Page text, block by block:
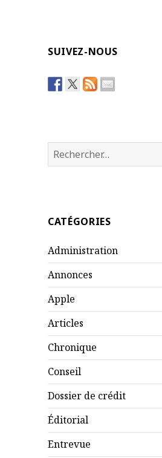
SUIVEZ-NOUS
Rechercher :
CATÉGORIES
Administration
Annonces
Apple
Articles
Chronique
Conseil
Dossier de crédit
Éditorial
Entrevue